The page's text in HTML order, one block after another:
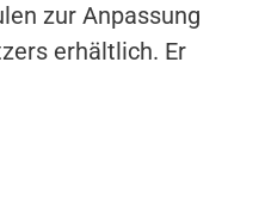
zur Anpassung
erhältlich. Er